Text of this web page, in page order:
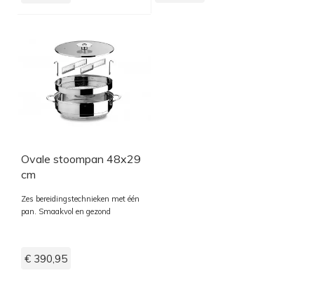
Ovale stoompan 48x29
cm
Zes bereidingstechnieken met één
pan. Smaakvol en gezond
€ 390,95